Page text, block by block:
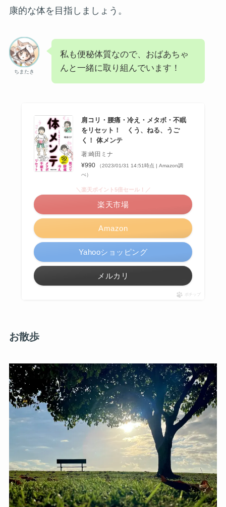
康的な体を目指しましょう。
ちまたき
私も便秘体質なので、おばあちゃ
んと一緒に取り組んでいます！
肩コリ・腰痛・冷え・メタボ・不眠
をリセット！ くう、ねる、うご
く！ 体メンテ
著:崎田ミナ
¥990
（2023/01/31 14:51時点 | Amazon調
べ）
Amazon
＼楽天ポイント5倍セール！／
楽天市場
Yahooショッピング
メルカリ
ポチップ
お散歩